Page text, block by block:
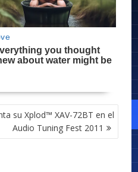
su Xplod™ XAV-72BT en el
Audio Tuning Fest 2011